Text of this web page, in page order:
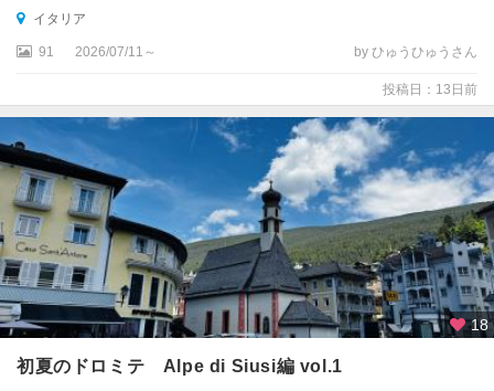
サ
★
ィ
ン
ツ
ェ
★
ベ
ネ
チ
ア
イタリア
91 2026/07/11～ by ひゅうひゅうさん
投稿日：13日前
18
初夏のドロミテ Alpe di Siusi編 vol.1